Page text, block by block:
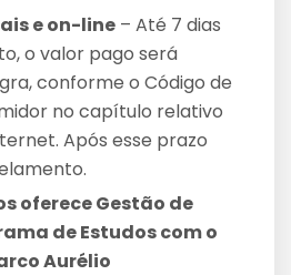
e on-line – Até 7 dias
o valor pago será
conforme o Código de
no capítulo relativo
Após esse prazo
oferece Gestão de
de Estudos com o
Aurélio